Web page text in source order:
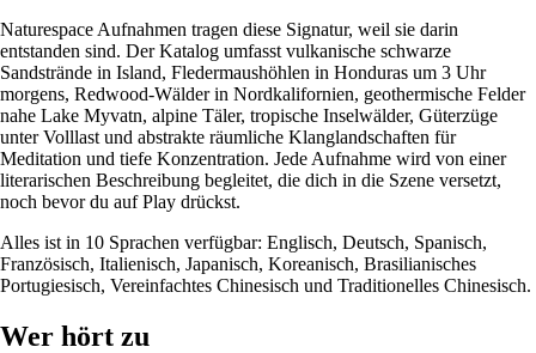
Naturespace Aufnahmen tragen diese Signatur, weil sie darin
entstanden sind. Der Katalog umfasst vulkanische schwarze
Sandstrände in Island, Fledermaushöhlen in Honduras um 3 Uhr
morgens, Redwood-Wälder in Nordkalifornien, geothermische Felder
nahe Lake Myvatn, alpine Täler, tropische Inselwälder, Güterzüge
unter Volllast und abstrakte räumliche Klanglandschaften für
Meditation und tiefe Konzentration. Jede Aufnahme wird von einer
literarischen Beschreibung begleitet, die dich in die Szene versetzt,
noch bevor du auf Play drückst.
Alles ist in 10 Sprachen verfügbar: Englisch, Deutsch, Spanisch,
Französisch, Italienisch, Japanisch, Koreanisch, Brasilianisches
Portugiesisch, Vereinfachtes Chinesisch und Traditionelles Chinesisch.
Wer hört zu